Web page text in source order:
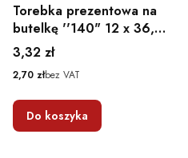
Torebka prezentowa na
butelkę ''140" 12 x 36,9
x 11
Cena
3,32 zł
Cena
2,70 złbez VAT
Do koszyka